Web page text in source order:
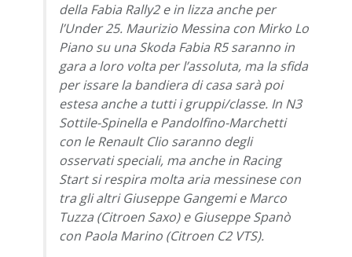
della Fabia Rally2 e in lizza anche per
l’Under 25. Maurizio Messina con Mirko Lo
Piano su una Skoda Fabia R5 saranno in
gara a loro volta per l’assoluta, ma la sfida
per issare la bandiera di casa sarà poi
estesa anche a tutti i gruppi/classe. In N3
Sottile-Spinella e Pandolfino-Marchetti
con le Renault Clio saranno degli
osservati speciali, ma anche in Racing
Start si respira molta aria messinese con
tra gli altri Giuseppe Gangemi e Marco
Tuzza (Citroen Saxo) e Giuseppe Spanò
con Paola Marino (Citroen C2 VTS).